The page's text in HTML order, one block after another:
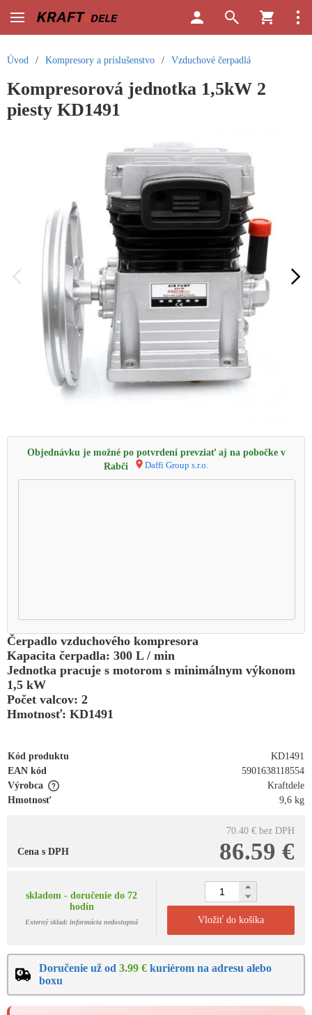
Úvod / Kompresory a príslušenstvo / Vzduchové čerpadlá
Kompresorová jednotka 1,5kW 2
piesty KD1491
Objednávku je možné po potvrdení prevziať aj na pobočke v
Rabči
Daffi Group s.r.o.
Čerpadlo vzduchového kompresora
Kapacita čerpadla: 300 L / min
Jednotka pracuje s motorom s minimálnym výkonom
1,5 kW
Počet valcov: 2
Hmotnosť: KD1491
Kód produktu
KD1491
EAN kód
5901638118554
Výrobca
Kraftdele
Hmotnosť
9,6 kg
70.40 € bez DPH
86.59 €
Cena s DPH
skladom - doručenie do 72
hodín
Externý sklad: informácia nedostupná Vložiť do košíka
Doručenie už od 3.99 € kuriérom na adresu alebo
boxu